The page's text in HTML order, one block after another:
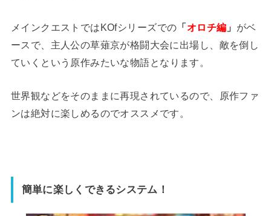
メインクエストではKOfシリーズでの 「オロチ編 」 がベ
ースで、主人公の草薙京が格闘大会に出場し、敵を倒し
ていくという 原作みたいな物語となります 。
世界観などをそのままに再現されているので、原作ファ
ンは絶対に楽しめるのでオススメです。
簡単に楽しくできるシステム！